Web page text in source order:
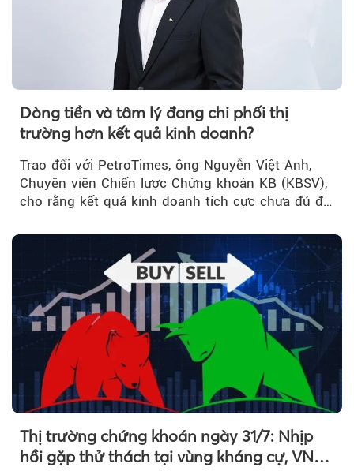
Dòng tiền và tâm lý đang chi phối thị
trường hơn kết quả kinh doanh?
Trao đổi với PetroTimes, ông Nguyễn Việt Anh,
Chuyên viên Chiến lược Chứng khoán KB (KBSV),
cho rằng kết quả kinh doanh tích cực chưa đủ để
Thị trường chứng khoán ngày 31/7: Nhịp
hồi gặp thử thách tại vùng kháng cự, VN